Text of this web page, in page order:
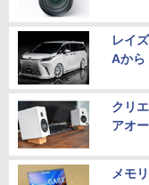
レイ
Aから
クリ
アオ
メモ